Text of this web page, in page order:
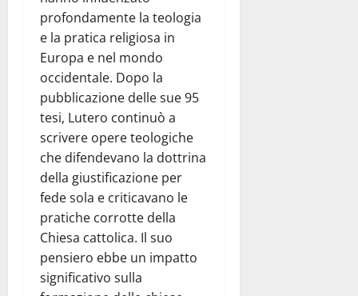
profondamente la teologia
e la pratica religiosa in
Europa e nel mondo
occidentale. Dopo la
pubblicazione delle sue 95
tesi, Lutero continuò a
scrivere opere teologiche
che difendevano la dottrina
della giustificazione per
fede sola e criticavano le
pratiche corrotte della
Chiesa cattolica. Il suo
pensiero ebbe un impatto
significativo sulla